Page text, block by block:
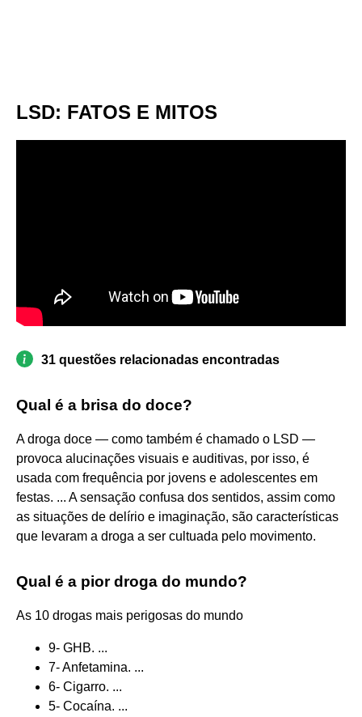
LSD: FATOS E MITOS
31 questões relacionadas encontradas
Qual é a brisa do doce?
A droga doce — como também é chamado o LSD —
provoca alucinações visuais e auditivas, por isso, é
usada com frequência por jovens e adolescentes em
festas. ... A sensação confusa dos sentidos, assim como
as situações de delírio e imaginação, são características
que levaram a droga a ser cultuada pelo movimento.
Qual é a pior droga do mundo?
As 10 drogas mais perigosas do mundo
9- GHB. ...
7- Anfetamina. ...
6- Cigarro. ...
5- Cocaína. ...